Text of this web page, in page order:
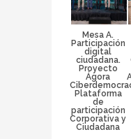
Mesa A.
Participación
digital
ciudadana.
Proyecto
Ágora
Plataforma
de
participación
Corporativa y
Ciudadana